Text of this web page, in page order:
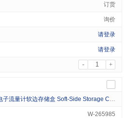
订货
询价
请登录
请登录
- +
边存储盒 Soft-Side Storage Case for Leak Detector/Flowmeter 1/pk
W-265985